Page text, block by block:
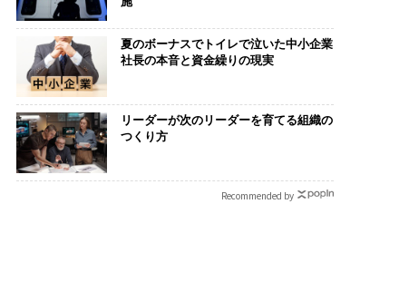
夏のボーナスでトイレで泣いた中小企業
社長の本音と資金繰りの現実
リーダーが次のリーダーを育てる組織の
つくり方
Recommended by